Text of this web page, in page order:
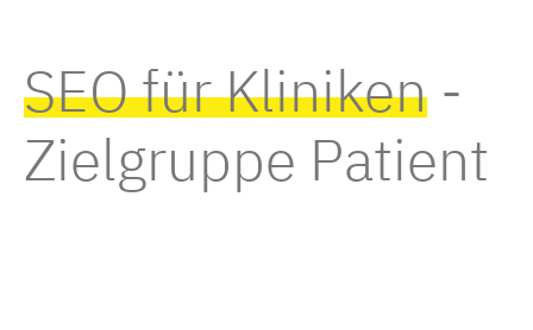
SEO für Kliniken -
Zielgruppe Patient